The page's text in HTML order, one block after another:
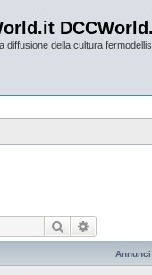
diffusione della cultura
Cerca
Annunci